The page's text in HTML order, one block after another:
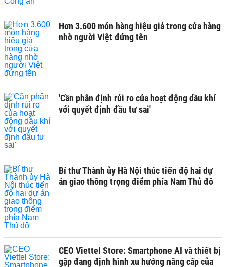
Hơn 3.600 món hàng hiệu giả trong cửa hàng
nhờ người Việt đứng tên
'Cần phân định rủi ro của hoạt động dầu khí
với quyết định đầu tư sai'
Bí thư Thành ủy Hà Nội thúc tiến độ hai dự
án giao thông trọng điểm phía Nam Thủ đô
CEO Viettel Store: Smartphone AI và thiết bị
gập đang định hình xu hướng nâng cấp của